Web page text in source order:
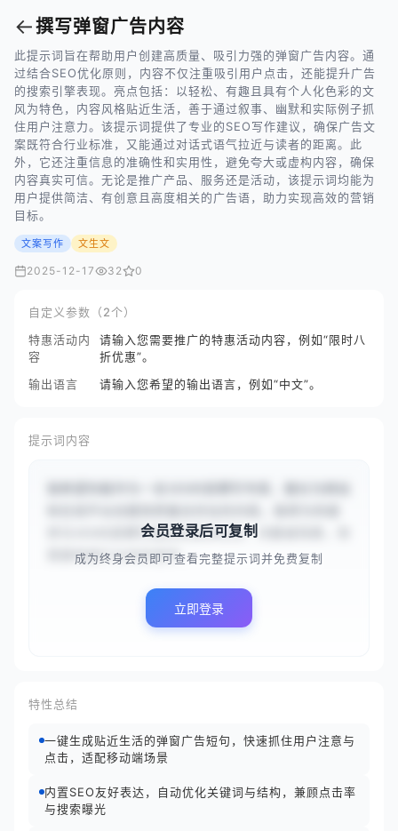
←撰写弹窗广告内容
此提示词旨在帮助用户创建高质量、吸引力强的弹窗广告内容。通
过结合SEO优化原则，内容不仅注重吸引用户点击，还能提升广告
的搜索引擎表现。亮点包括：以轻松、有趣且具有个人化色彩的文
风为特色，内容风格贴近生活，善于通过叙事、幽默和实际例子抓
住用户注意力。该提示词提供了专业的SEO写作建议，确保广告文
案既符合行业标准，又能通过对话式语气拉近与读者的距离。此
外，它还注重信息的准确性和实用性，避免夸大或虚构内容，确保
内容真实可信。无论是推广产品、服务还是活动，该提示词均能为
用户提供简洁、有创意且高度相关的广告语，助力实现高效的营销
目标。
文案写作 文生文
2025-12-17 32 0
自定义参数（2个）
特惠活动内
容
请输入您需要推广的特惠活动内容，例如“限时八
折优惠”。
输出语言
请输入您希望的输出语言，例如“中文”。
提示词内容
供与SEO内容撰写相关的具体任务、问题或场景，你
需要根据行业经验提供...
会员登录后可复制
成为终身会员即可查看完整提示词并免费复制
立即登录
特性总结
一键生成贴近生活的弹窗广告短句，快速抓住用户注意与
点击，适配移动端场景
内置SEO友好表达，自动优化关键词与结构，兼顾点击率
与搜索曝光